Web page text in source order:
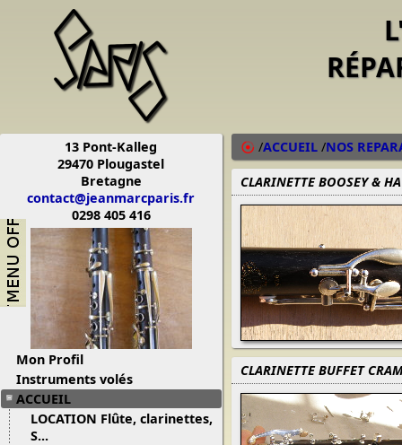
13 Pont-Kalleg
29470 Plougastel
Bretagne
contact@jeanmarcparis.fr
0298 405 416
Mon Profil
Instruments volés
ACCUEIL
LOCATION Flûte, clarinettes,
S...
/ACCUEIL /NOS
CLARINETTE BOOSEY &
CLARINETTE BUFFET